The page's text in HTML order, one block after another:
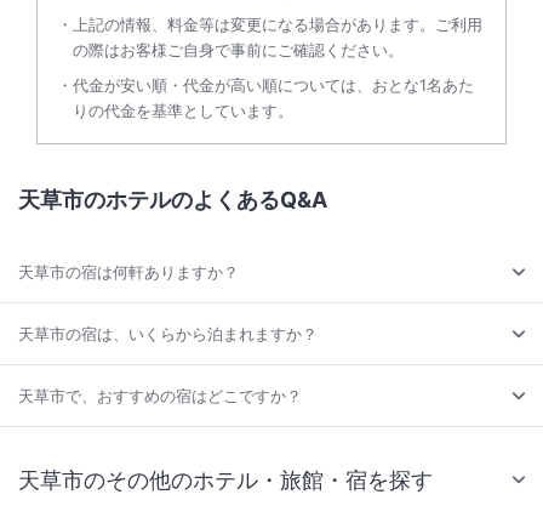
上記の情報、料金等は変更になる場合があります。ご利用
の際はお客様ご自身で事前にご確認ください。
代金が安い順・代金が高い順については、おとな1名あた
りの代金を基準としています。
天草市のホテルのよくあるQ&A
天草市の宿は何軒ありますか？
天草市の宿は、いくらから泊まれますか？
天草市で、おすすめの宿はどこですか？
天草市のその他のホテル・旅館・宿を探す